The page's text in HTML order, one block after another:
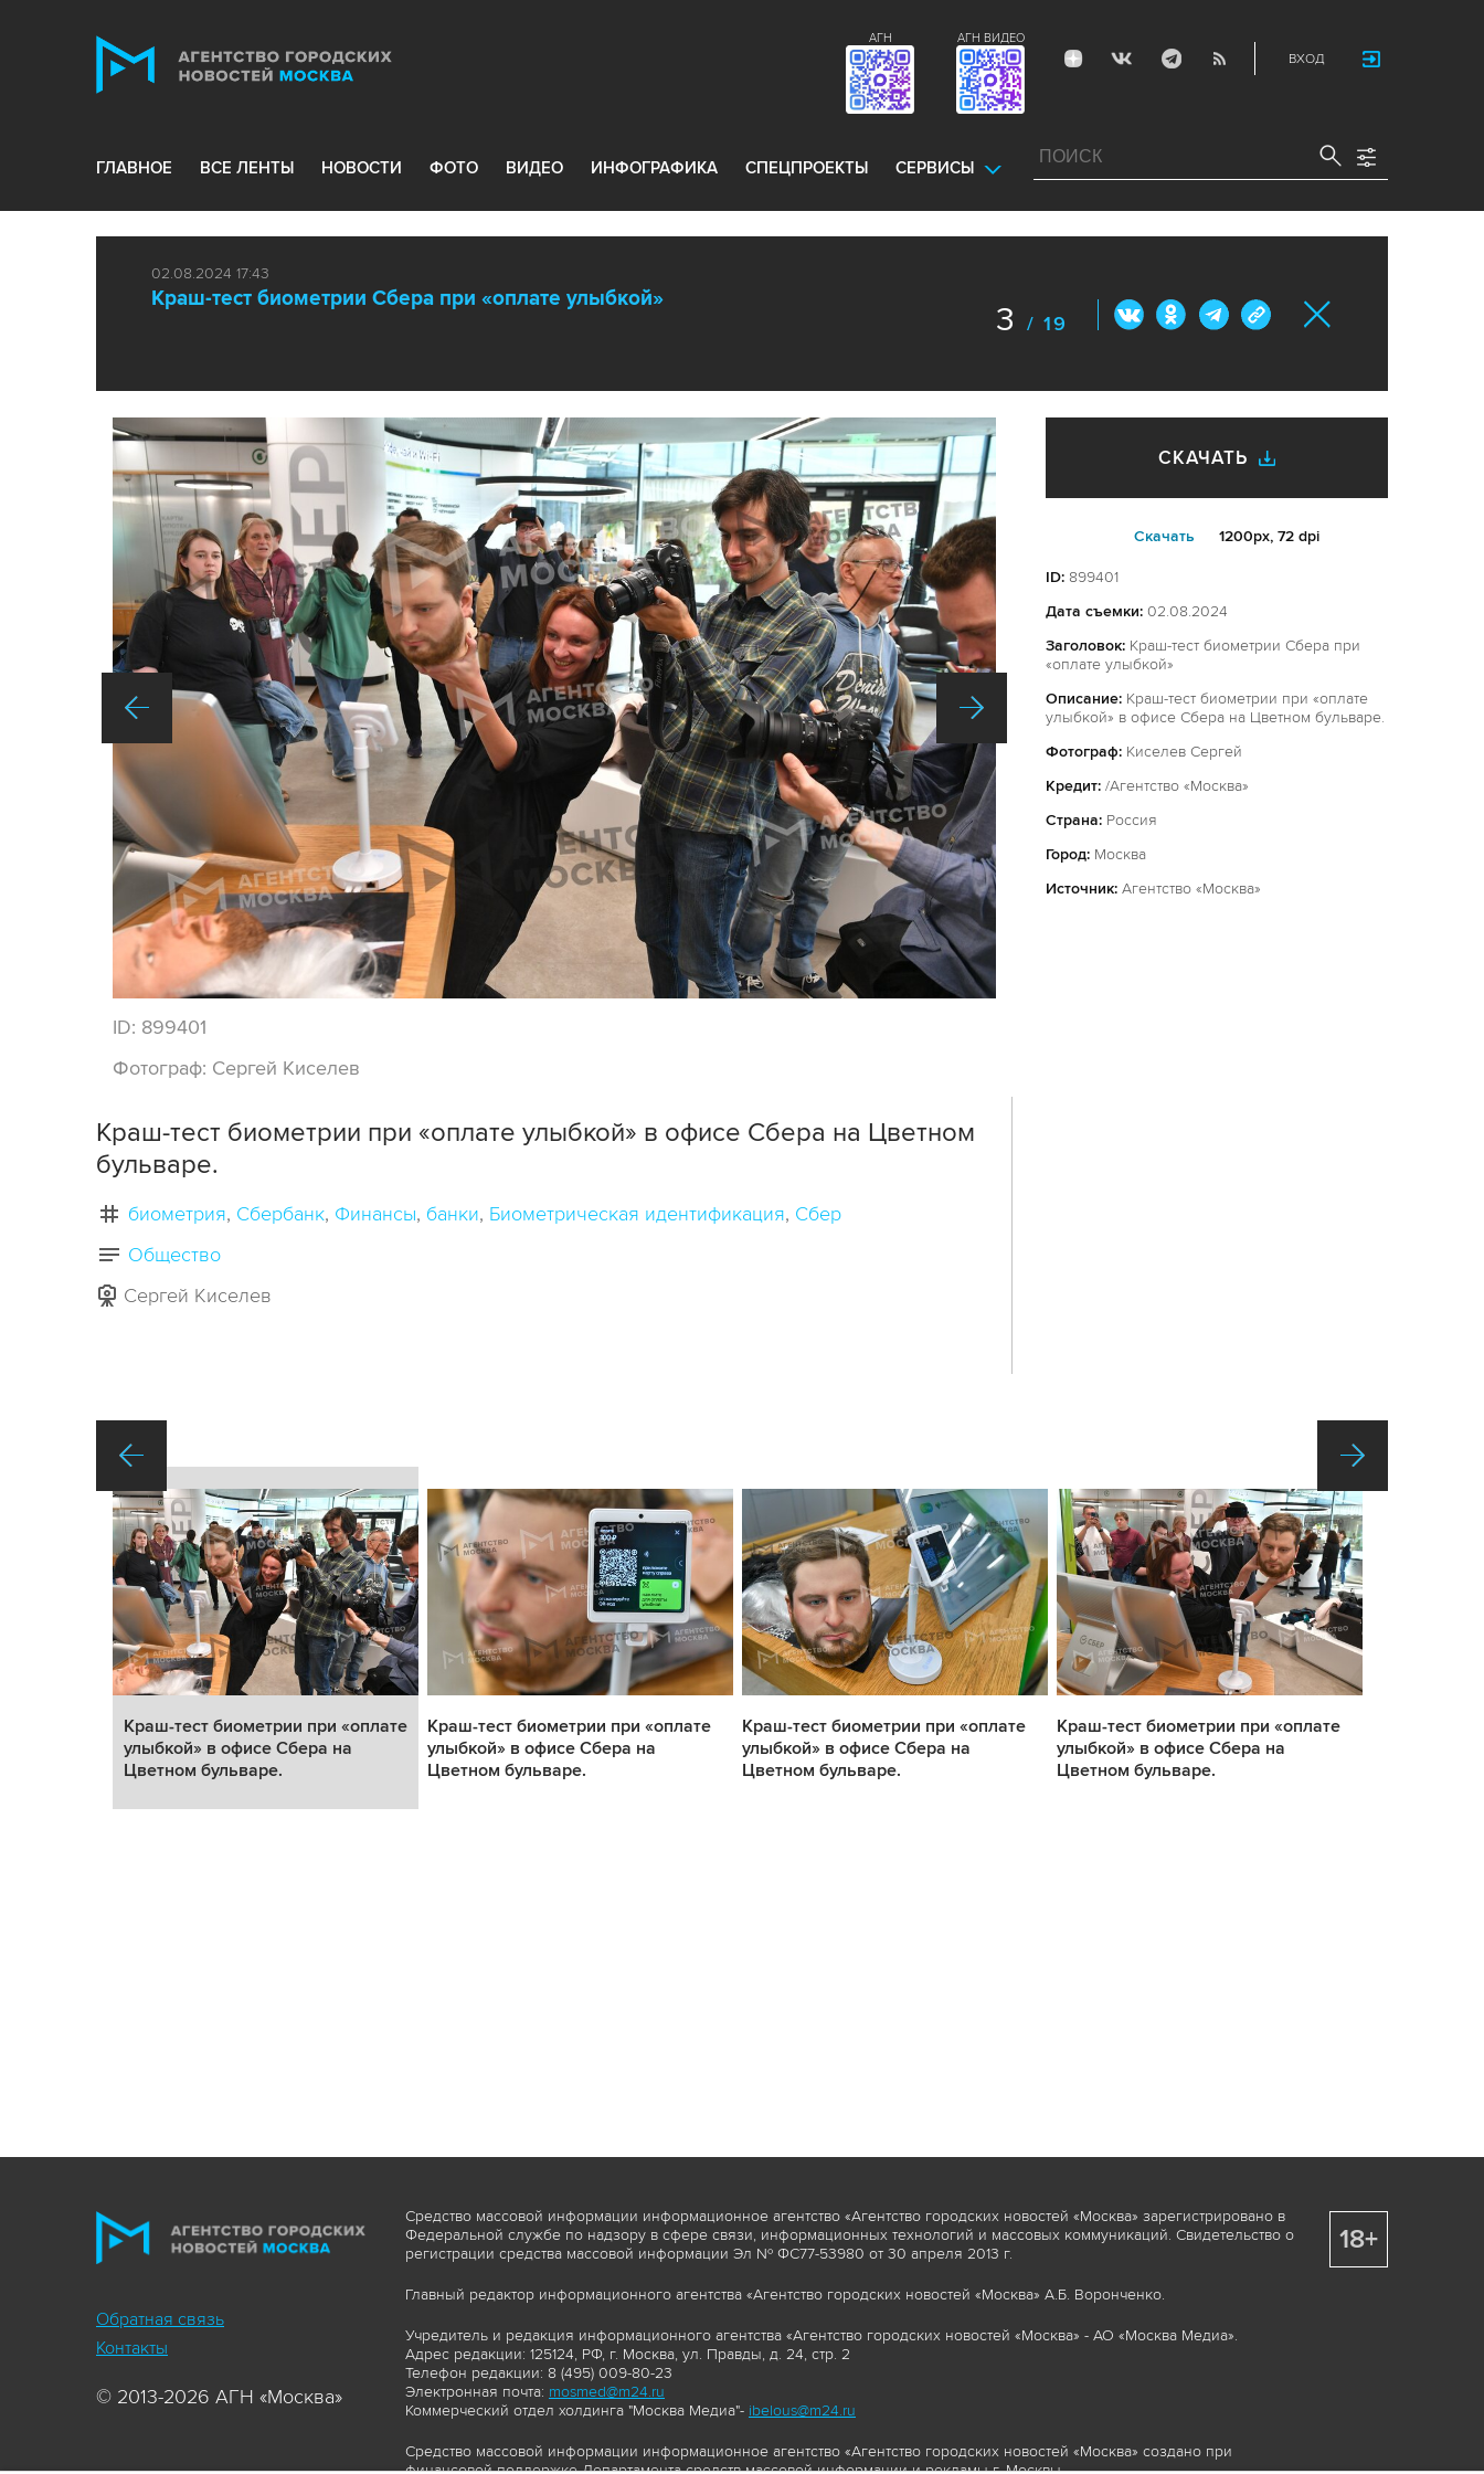
ВХОД
АГН ВИДЕО
АГН
ГЛАВНОЕ ВСЕ ЛЕНТЫ НОВОСТИ ФОТО ВИДЕО ИНФОГРАФИКА СПЕЦПРОЕКТЫ СЕРВИСЫ
02.08.2024 17:43
Краш-тест биометрии Сбера при «оплате улыбкой»
3 / 19
ID: 899401
Фотограф: Сергей Киселев
СКАЧАТЬ
Cкачать 1200px, 72 dpi
ID: 899401
Дата съемки: 02.08.2024
Заголовок: Краш-тест биометрии Сбера при
«оплате улыбкой»
Описание: Краш-тест биометрии при «оплате
улыбкой» в офисе Сбера на Цветном бульваре.
Фотограф: Киселев Сергей
Кредит: /Агентство «Москва»
Страна: Россия
Город: Москва
Источник: Агентство «Москва»
Краш-тест биометрии при «оплате улыбкой» в офисе Сбера на Цветном
бульваре.
биометрия Сбербанк Финансы банки Биометрическая идентификация Сбер
Общество
Сергей Киселев
Краш-тест биометрии при «оплате
улыбкой» в офисе Сбера на
Цветном бульваре.
Краш-тест биометрии при «оплате
улыбкой» в офисе Сбера на
Цветном бульваре.
Краш-тест биометрии при «оплате
улыбкой» в офисе Сбера на
Цветном бульваре.
Краш-тест биометрии при «оплате
улыбкой» в офисе Сбера на
Цветном бульваре.
Обратная связь
Контакты
© 2013-2026 АГН «Москва»
Средство массовой информации информационное агентство «Агентство городских новостей «Москва» зарегистрировано в
Федеральной службе по надзору в сфере связи, информационных технологий и массовых коммуникаций. Свидетельство о
регистрации средства массовой информации Эл № ФС77-53980 от 30 апреля 2013 г.
Главный редактор информационного агентства «Агентство городских новостей «Москва» А.Б. Воронченко.
Учредитель и редакция информационного агентства «Агентство городских новостей «Москва» - АО «Москва Медиа».
Адрес редакции: 125124, РФ, г. Москва, ул. Правды, д. 24, стр. 2
Телефон редакции: 8 (495) 009-80-23
Электронная почта: mosmed@m24.ru
Коммерческий отдел холдинга "Москва Медиа"- ibelous@m24.ru
Средство массовой информации информационное агентство «Агентство городских новостей «Москва» создано при
финансовой поддержке Департамента средств массовой информации и рекламы г. Москвы.
18+